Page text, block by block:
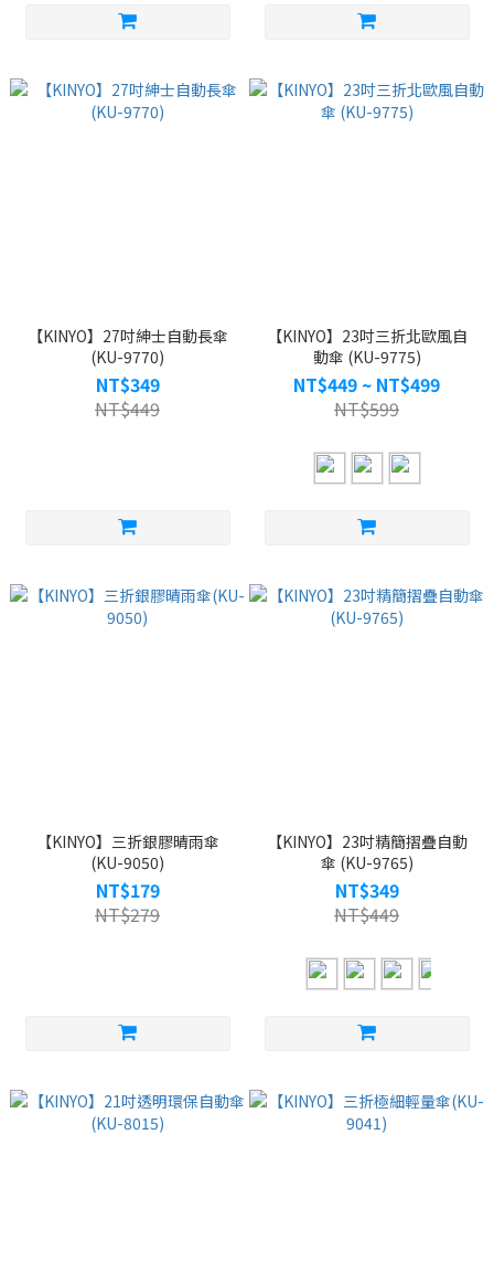
【KINYO】27吋紳士自動長傘
(KU-9770)
NT$349
NT$449
【KINYO】23吋三折北歐風自
動傘 (KU-9775)
NT$449 ~ NT$499
NT$599
【KINYO】三折銀膠晴雨傘
(KU-9050)
NT$179
NT$279
【KINYO】23吋精簡摺疊自動
傘 (KU-9765)
NT$349
NT$449